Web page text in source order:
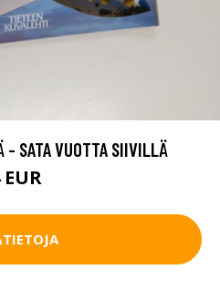
- SATA VUOTTA SIIVILLÄ
EUR